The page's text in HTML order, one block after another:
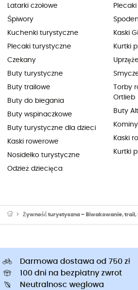
Latarki czołowe
Śpiwory
Kuchenki turystyczne
Plecaki turystyczne
Czekany
Buty turystyczne
Buty trailowe
Buty do biegania
Buty wspinaczkowe
Buty turystyczne dla dzieci
Kaski rowerowe
Nosidełko turystyczne
Odzież dziecięca
Kaski
Kurtki
Torby
Ortlieb
Buty
Kaski
Kurtki
Żywność turystyczna – Biwakowanie,
Darmowa dostawa od 750 zł
100 dni na bezpłatny zwrot
Neutralnosc weglowa